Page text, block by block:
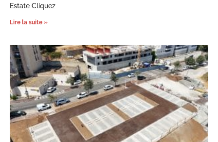
Estate Cliquez
Lire la suite »